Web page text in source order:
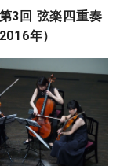
3回 弦楽四重奏
年）